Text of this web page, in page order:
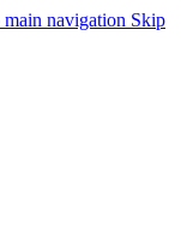
main navigation Skip